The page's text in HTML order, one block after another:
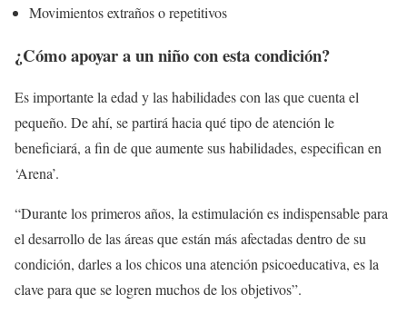
Movimientos extraños o repetitivos
¿Cómo apoyar a un niño con esta condición?
Es importante la edad y las habilidades con las que cuenta el
pequeño. De ahí, se partirá hacia qué tipo de atención le
beneficiará, a fin de que aumente sus habilidades, especifican en
‘Arena’.
“Durante los primeros años, la estimulación es indispensable para
el desarrollo de las áreas que están más afectadas dentro de su
condición, darles a los chicos una atención psicoeducativa, es la
clave para que se logren muchos de los objetivos”.